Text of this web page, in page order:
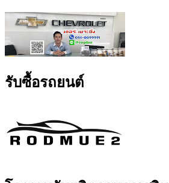
รับซื้อรถยนต์